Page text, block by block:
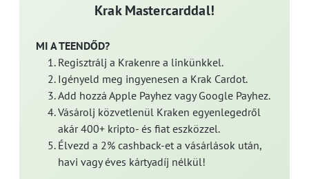
Krak Mastercarddal!
MI A TEENDŐD?
Regisztrálj a Krakenre a linkünkkel.
Igényeld meg ingyenesen a Krak Cardot.
Add hozzá Apple Payhez vagy Google Payhez.
Vásárolj közvetlenül Kraken egyenlegedről
akár 400+ kripto- és fiat eszközzel.
Élvezd a 2% cashback-et a vásárlások után,
havi vagy éves kártyadíj nélkül!